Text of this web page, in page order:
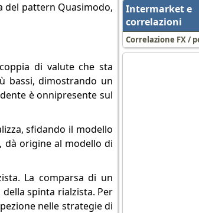
Intermarket e
correlazioni
Correlazione FX /
del pattern Quasimodo,
di valute che sta
bassi, dimostrando un
è onnipresente sul
sfidando il modello
dà origine al modello di
La comparsa di un
spinta rialzista. Per
nelle strategie di